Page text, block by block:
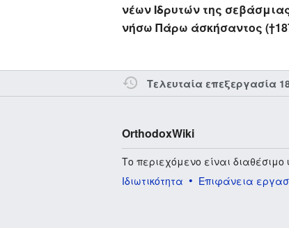
νέων Ιδρυτών της
νήσω Πάρω άσκήσαντος
Τελευταία επεξεργασία
OrthodoxWiki
Το περιεχόμενο είναι
Ιδιωτικότητα
Επιφάνεια